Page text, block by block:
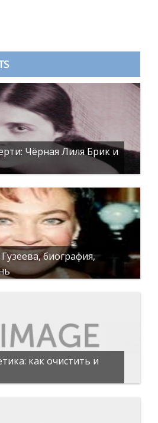
Чёрная Лиля Брик и
биография,
как очистить и